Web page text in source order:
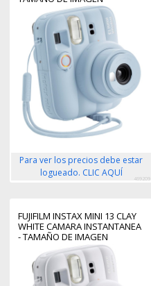
62X46MM - FLASH AUTO -
EXPOSICION AUTOMATICA -
MINI ESPEJO PARA SELFIES -
MODO PRIMER PLANO
Para ver los precios debe estar
logueado. CLIC AQUÍ
469209
FUJIFILM INSTAX MINI 13 CLAY
WHITE CAMARA INSTANTANEA
- TAMAÑO DE IMAGEN
62X46MM - FLASH AUTO -
EXPOSICION AUTOMATICA -
MINI ESPEJO PARA SELFIES -
MODO PRIMER PLANO